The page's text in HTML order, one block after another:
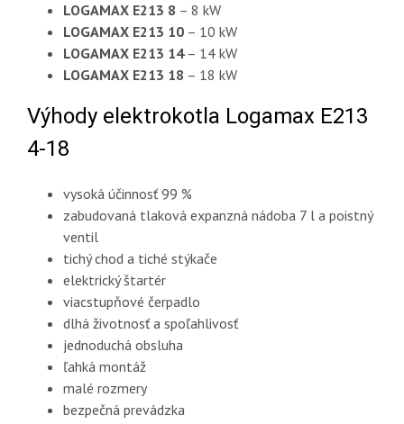
LOGAMAX E213 8 – 8 kW
LOGAMAX E213 10– 10 kW
LOGAMAX E213 14– 14 kW
LOGAMAX E213 18 – 18 kW
Výhody elektrokotla Logamax E213
4-18
vysoká účinnosť 99 %
zabudovaná tlaková expanzná nádoba 7 l a poistný
ventil
tichý chod a tiché stýkače
elektrický štartér
viacstupňové čerpadlo
dlhá životnosť a spoľahlivosť
jednoduchá obsluha
ľahká montáž
malé rozmery
bezpečná prevádzka